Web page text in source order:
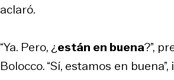
aclaró.
“Ya. Pero, ¿están en buena?”,
Bolocco. “Sí, estamos en